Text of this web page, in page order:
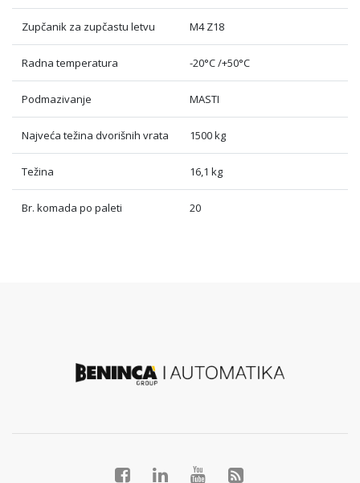
Zupčanik za zupčastu letvu M4 Z18
Radna temperatura -20°C /+50°C
Podmazivanje MASTI
Najveća težina dvorišnih vrata 1500 kg
Težina 16,1 kg
Br. komada po paleti 20